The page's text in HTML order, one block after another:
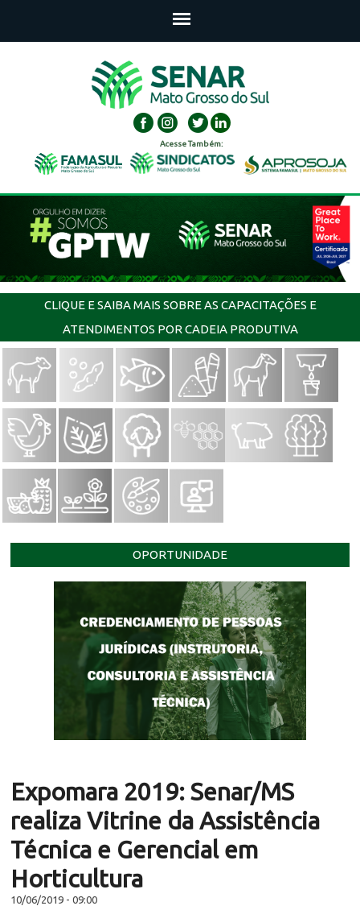
Acesse Também:
CLIQUE E SAIBA MAIS SOBRE AS CAPACITAÇÕES E
ATENDIMENTOS POR CADEIA PRODUTIVA
OPORTUNIDADE
Expomara 2019: Senar/MS
realiza Vitrine da Assistência
Técnica e Gerencial em
Horticultura
10/06/2019 - 09:00